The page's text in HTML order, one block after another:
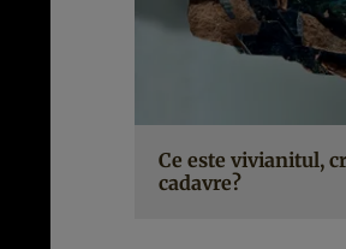
Ce este vivianitul,
cadavre?